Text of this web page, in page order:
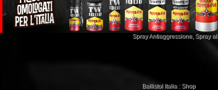
Spray Antiaggressione, Spray
Ballistol Italia : Shop